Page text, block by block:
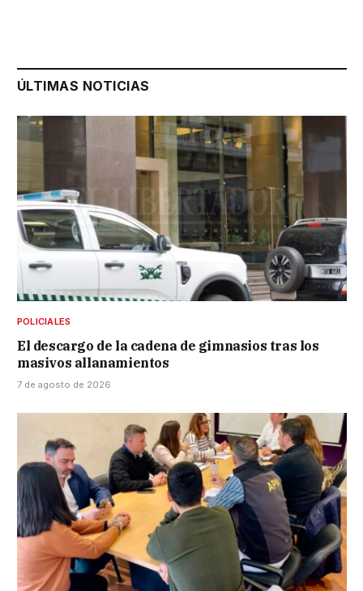
ÚLTIMAS NOTICIAS
POLICIALES
El descargo de la cadena de gimnasios tras los
masivos allanamientos
7 de agosto de 2026